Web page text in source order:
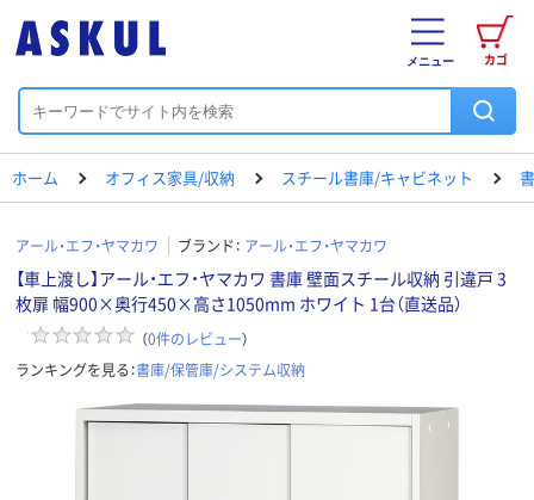
カゴ
メニュー
ホーム オフィス家具/収納 スチール書庫/キャビネット
アール・エフ・ヤマカワ ブランド： アール・エフ・ヤマカワ
【車上渡し】アール・エフ・ヤマカワ 書庫 壁面スチール収納 引違戸 3
枚扉 幅900×奥行450×高さ1050mm ホワイト 1台（直送品）
（0件のレビュー）
ランキングを見る：書庫/保管庫/システム収納